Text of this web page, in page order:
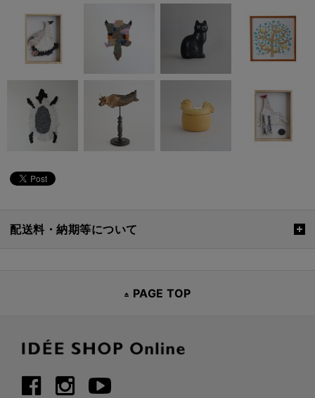
配送料・納期等について
PAGE TOP